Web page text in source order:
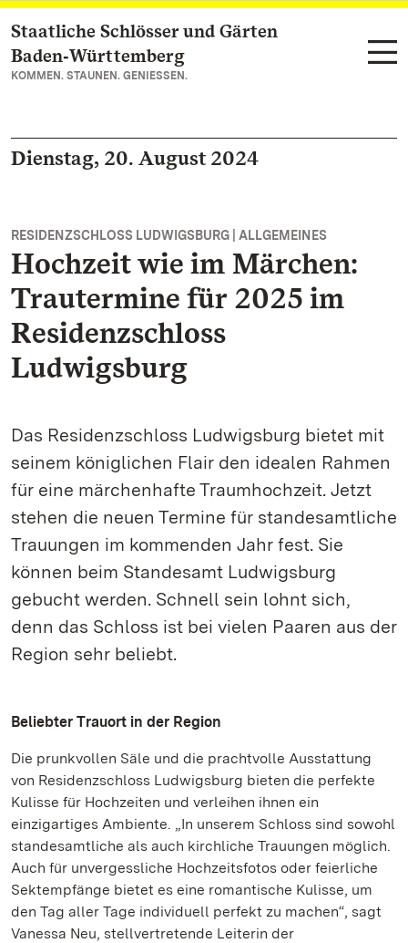
Zum Hauptinhalt springen
Staatliche Schlösser und Gärten
Baden‑Württemberg
KOMMEN. STAUNEN. GENIESSEN.
Dienstag, 20. August 2024
RESIDENZSCHLOSS LUDWIGSBURG | ALLGEMEINES
Hochzeit wie im Märchen:
Trautermine für 2025 im
Residenzschloss
Ludwigsburg
Das Residenzschloss Ludwigsburg bietet mit
seinem königlichen Flair den idealen Rahmen
für eine märchenhafte Traumhochzeit. Jetzt
stehen die neuen Termine für standesamtliche
Trauungen im kommenden Jahr fest. Sie
können beim Standesamt Ludwigsburg
gebucht werden. Schnell sein lohnt sich,
denn das Schloss ist bei vielen Paaren aus der
Region sehr beliebt.
Beliebter Trauort in der Region
Die prunkvollen Säle und die prachtvolle Ausstattung
von Residenzschloss Ludwigsburg bieten die perfekte
Kulisse für Hochzeiten und verleihen ihnen ein
einzigartiges Ambiente. „In unserem Schloss sind sowohl
standesamtliche als auch kirchliche Trauungen möglich.
Auch für unvergessliche Hochzeitsfotos oder feierliche
Sektempfänge bietet es eine romantische Kulisse, um
den Tag aller Tage individuell perfekt zu machen“, sagt
Vanessa Neu, stellvertretende Leiterin der